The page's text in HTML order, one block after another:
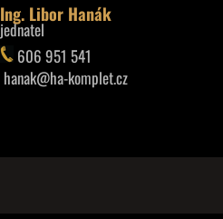
Ing. Libor Hanák
jednatel
606 951 541
hanak@ha-komplet.cz